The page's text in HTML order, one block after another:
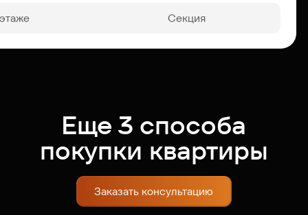
Секция
Еще 3 способа
покупки квартиры
Заказать консультацию